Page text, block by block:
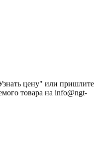
цену" или пришлите
товара на info@ngt-